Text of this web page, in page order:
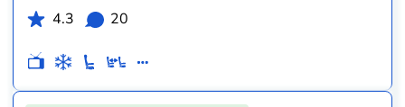
4.3
20